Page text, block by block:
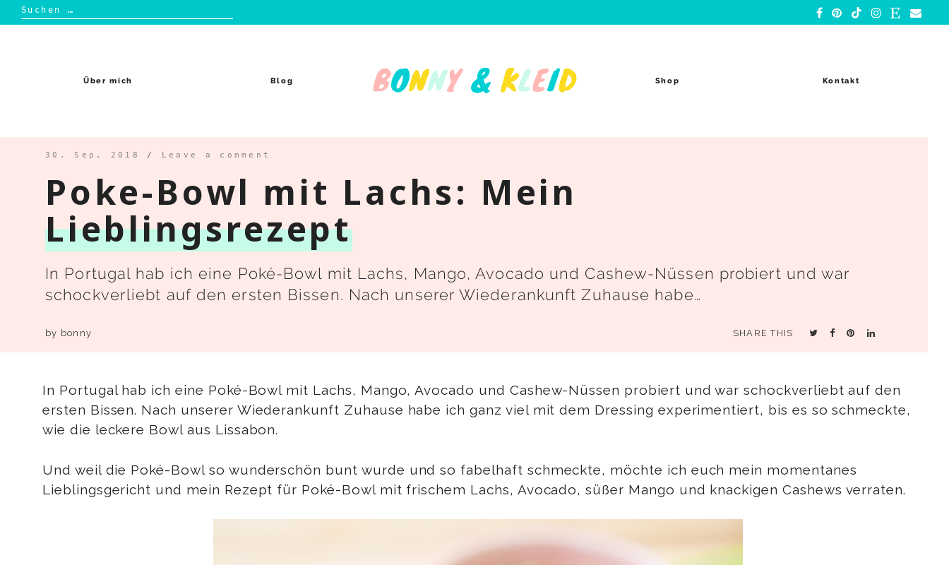
Suchen
nach:
Über mich Blog Shop Kontakt
30. Sep. 2018 / Leave a comment
Poke-Bowl mit Lachs: Mein
Lieblingsrezept
In Portugal hab ich eine Poké-Bowl mit Lachs, Mango, Avocado und Cashew-Nüssen probiert und war
schockverliebt auf den ersten Bissen. Nach unserer Wiederankunft Zuhause habe…
by bonny SHARE THIS
In Portugal hab ich eine Poké-Bowl mit Lachs, Mango, Avocado und Cashew-Nüssen probiert und war schockverliebt auf den
ersten Bissen. Nach unserer Wiederankunft Zuhause habe ich ganz viel mit dem Dressing experimentiert, bis es so schmeckte,
wie die leckere Bowl aus Lissabon.
Und weil die Poké-Bowl so wunderschön bunt wurde und so fabelhaft schmeckte, möchte ich euch mein momentanes
Lieblingsgericht und mein Rezept für Poké-Bowl mit frischem Lachs, Avocado, süßer Mango und knackigen Cashews verraten.